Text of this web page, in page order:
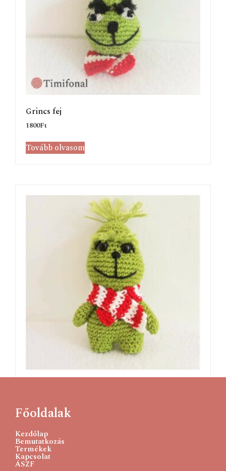
Grincs fej
1800Ft
Tovább olvasom
Főoldalak
Kezdőlap
Bemutatkozás
Termékek
Kapcsolat
ÁSZF